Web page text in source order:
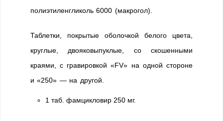
полиэтиленгликоль 6000 (макрогол).
Таблетки, покрытые оболочкой белого цвета,
круглые, двояковыпуклые, со скошенными
краями, с гравировкой «FV» на одной стороне
и «250» — на другой.
1 таб. фамцикловир 250 мг.